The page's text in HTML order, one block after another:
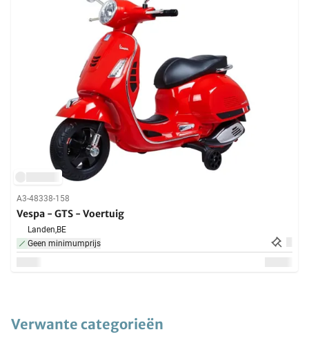
A3-48338-158
Vespa - GTS - Voertuig
Landen,BE
Geen minimumprijs
Verwante categorieën